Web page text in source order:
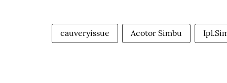
cauveryissue Acotor Simbu